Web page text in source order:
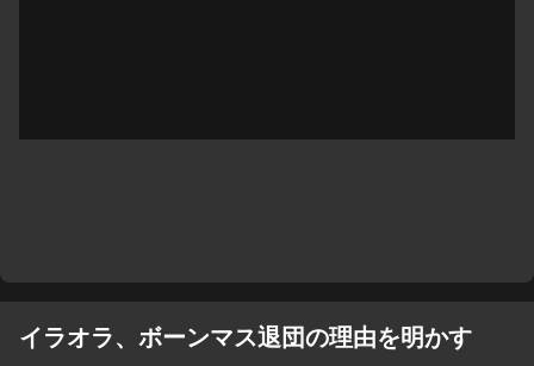
イラオラ、ボーンマス退団の理由を明かす